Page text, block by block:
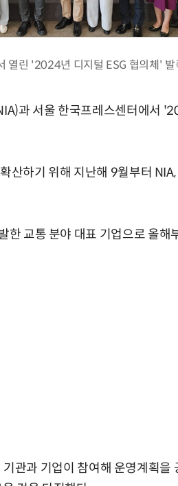
열린 '2024년 디지털 ESG 협의체' 발
과 서울 한국프레스센터에서
산하기 위해 지난해 9월부터
한 교통 분야 대표 기업으로 올해
관과 기업이 참여해 운영계획을